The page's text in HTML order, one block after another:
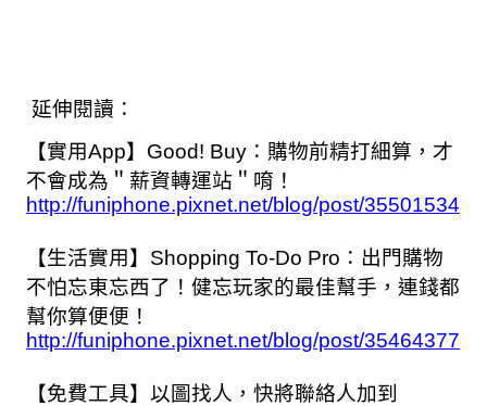
延伸閱讀：
【實用App】Good! Buy：購物前精打細算，才
不會成為＂薪資轉運站＂唷！
http://funiphone.pixnet.net/blog/post/35501534
【生活實用】Shopping To-Do Pro：出門購物
不怕忘東忘西了！健忘玩家的最佳幫手，連錢都
幫你算便便！
http://funiphone.pixnet.net/blog/post/35464377
【免費工具】以圖找人，快將聯絡人加到